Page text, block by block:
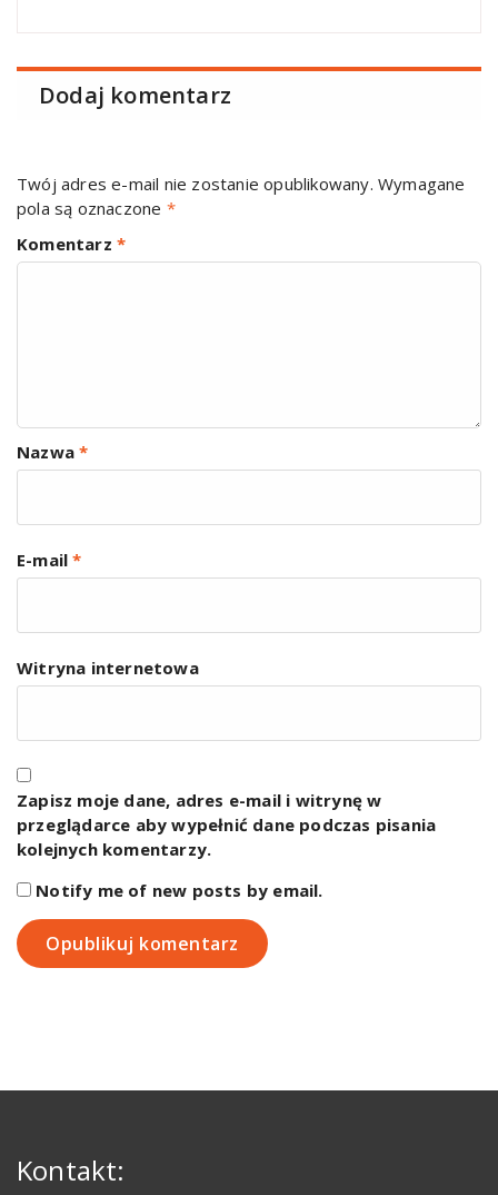
Dodaj komentarz
Twój adres e-mail nie zostanie opublikowany. Wymagane
pola są oznaczone *
Komentarz *
Nazwa*
E-mail*
Witryna internetowa
Zapisz moje dane, adres e-mail i witrynę w
przeglądarce aby wypełnić dane podczas pisania
kolejnych komentarzy.
Notify me of new posts by email.
Kontakt: